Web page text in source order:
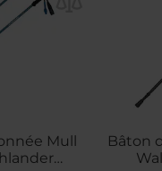
Mull
Bâton